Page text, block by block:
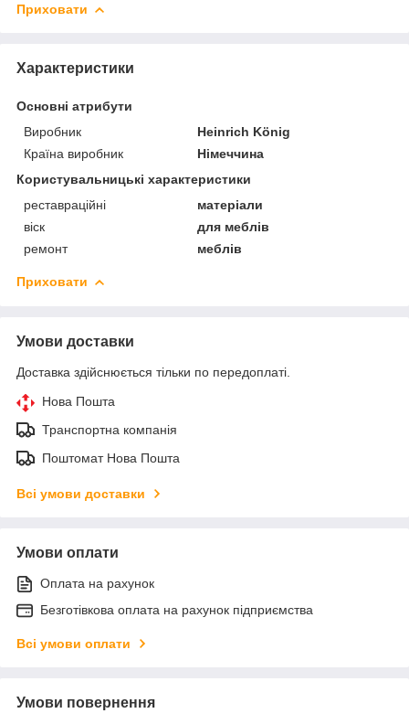
Приховати
Характеристики
Основні атрибути
Виробник
Heinrich König
Країна виробник
Німеччина
Користувальницькі характеристики
реставраційні
матеріали
віск
для меблів
ремонт
меблів
Приховати
Умови доставки
Доставка здійснюється тільки по передоплаті.
Нова Пошта
Транспортна компанія
Поштомат Нова Пошта
Всі умови доставки
Умови оплати
Оплата на рахунок
Безготівкова оплата на рахунок підприємства
Всі умови оплати
Умови повернення